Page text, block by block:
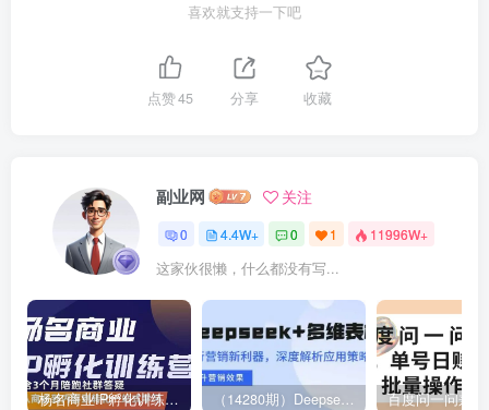
喜欢就支持一下吧
点赞45 分享 收藏
副业网 关注
0 4.4W+ 0 1 11996W+
这家伙很懒，什么都没有写...
杨名商业IP孵化训练营，从商业到内容到转化一站式学 价值5980元